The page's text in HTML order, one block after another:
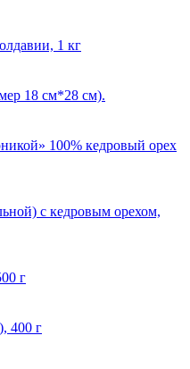
1 кг
18 см*28 см).
100% кедровый орех
с кедровым орехом,
г
400 г